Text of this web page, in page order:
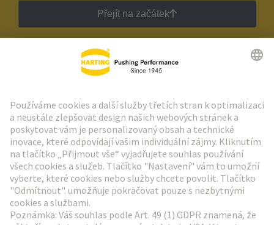
Přejít na začátek
Zpravodaj HARTING
Přejít na registraci
Social Media